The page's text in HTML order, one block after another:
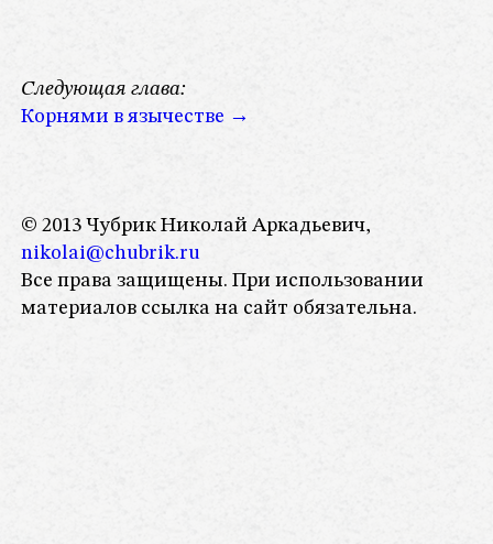
Следующая глава:
Корнями в язычестве →
© 2013 Чубрик Николай Аркадьевич,
nikolai@chubrik.ru
Все права защищены. При использовании
материалов ссылка на сайт обязательна.